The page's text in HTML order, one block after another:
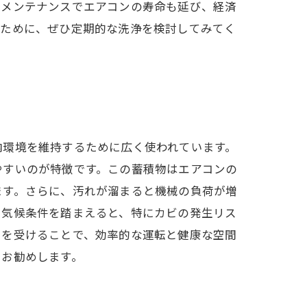
ンテナンスでエアコンの寿命も延び、経済
めに、ぜひ定期的な洗浄を検討してみてく
を維持するために広く使われています。
いのが特徴です。この蓄積物はエアコンの
。さらに、汚れが溜まると機械の負荷が増
候条件を踏まえると、特にカビの発生リス
受けることで、効率的な運転と健康な空間
勧めします。